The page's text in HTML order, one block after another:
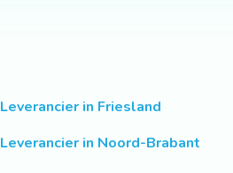
Leverancier in Friesland
Leverancier in Noord-Brabant